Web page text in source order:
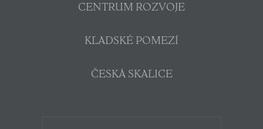
CENTRUM ROZVOJE
KLADSKÉ POMEZÍ
ČESKÁ SKALICE